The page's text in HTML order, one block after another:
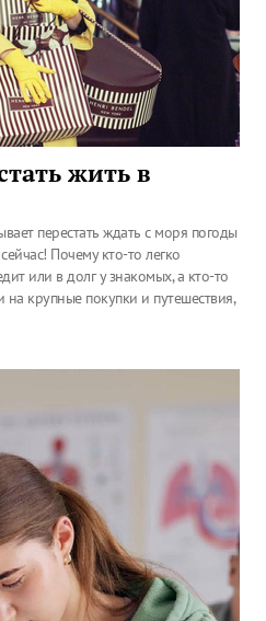
жить в
перестать ждать с моря погоды
Почему кто-то легко
или в долг у знакомых, а кто-то
крупные покупки и путешествия,